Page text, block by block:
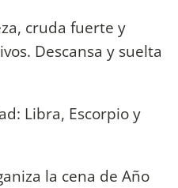
cruda fuerte y
Descansa y suelta
Libra, Escorpio y
la cena de Año